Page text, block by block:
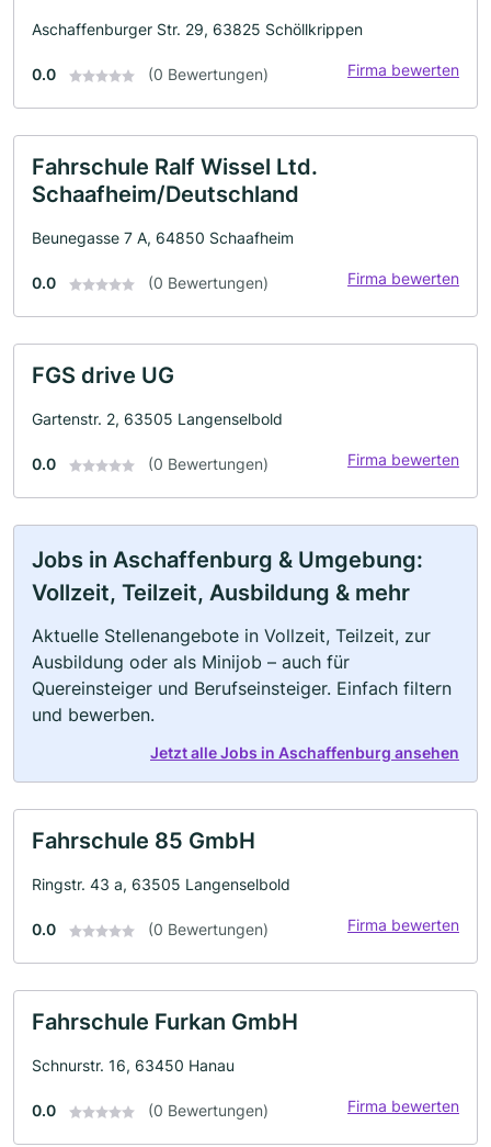
Aschaffenburger Str. 29, 63825 Schöllkrippen
0.0 (0 Bewertungen) Firma bewerten
Fahrschule Ralf Wissel Ltd.
Schaafheim/Deutschland
Beunegasse 7 A, 64850 Schaafheim
0.0 (0 Bewertungen) Firma bewerten
FGS drive UG
Gartenstr. 2, 63505 Langenselbold
0.0 (0 Bewertungen) Firma bewerten
Jobs in Aschaffenburg & Umgebung:
Vollzeit, Teilzeit, Ausbildung & mehr
Aktuelle Stellenangebote in Vollzeit, Teilzeit, zur
Ausbildung oder als Minijob – auch für
Quereinsteiger und Berufseinsteiger. Einfach filtern
und bewerben.
Jetzt alle Jobs in Aschaffenburg ansehen
Fahrschule 85 GmbH
Ringstr. 43 a, 63505 Langenselbold
0.0 (0 Bewertungen) Firma bewerten
Fahrschule Furkan GmbH
Schnurstr. 16, 63450 Hanau
0.0 (0 Bewertungen) Firma bewerten